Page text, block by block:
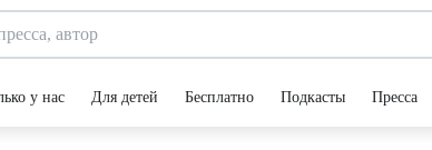
у нас Для детей Бесплатно Подкасты Пресса